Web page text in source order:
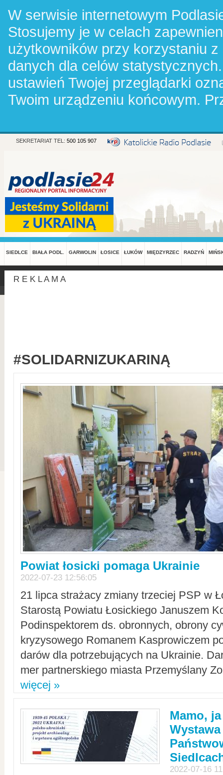
W serwisie internetowym
Stosujemy je w celach
użytkowników przy korzystaniu
danych dla celów
ustawień Twojej przeglądarki
Twoim urządzeniu końcowym.
SEKRETARIAT TEL: 500 105 907
SIEDLCE BIAŁA PODL. GARWOLIN ŁOSICE ŁUKÓW MIĘDZYRZEC RADZYŃ
R E K L A M A
#SOLIDARNIZUKARINĄ
Powiat łosicki pomaga Ukrainie
2022-07-23 12:56:05
21 lipca strażacy zmiany trzeciej PSP w
Starostą Powiatu Łosickiego Januszem
Podinspektorem ds. obronnych, obrony
kryzysowego Romanem Kasprowiczem
darów dla potrzebujących na Ukrainie.
mer partnerskiego miasta Przemyślany
więcej »
Mamo,
2022-07-16